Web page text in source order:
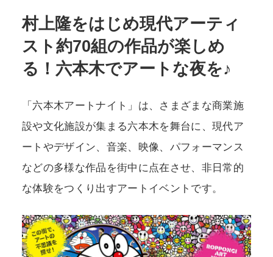
CONTACT お問合せ
POLICY COMPANY
村上隆をはじめ現代アーティ
スト約70組の作品が楽しめ
る！六本木でアートな夜を♪
「六本木アートナイト」は、さまざまな商業施
設や文化施設が集まる六本木を舞台に、現代ア
ートやデザイン、音楽、映像、パフォーマンス
などの多様な作品を街中に点在させ、非日常的
な体験をつくり出すアートイベントです。